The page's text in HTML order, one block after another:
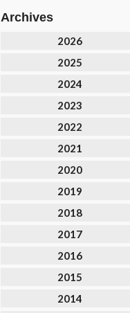
Archives
2026
2025
2024
2023
2022
2021
2020
2019
2018
2017
2016
2015
2014